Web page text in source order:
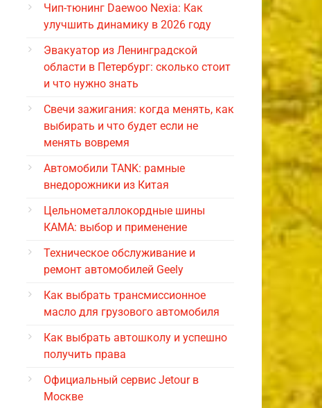
Чип-тюнинг Daewoo Nexia: Как
улучшить динамику в 2026 году
Эвакуатор из Ленинградской
области в Петербург: сколько стоит
и что нужно знать
Свечи зажигания: когда менять, как
выбирать и что будет если не
менять вовремя
Автомобили TANK: рамные
внедорожники из Китая
Цельнометаллокордные шины
КАМА: выбор и применение
Техническое обслуживание и
ремонт автомобилей Geely
Как выбрать трансмиссионное
масло для грузового автомобиля
Как выбрать автошколу и успешно
получить права
Официальный сервис Jetour в
Москве